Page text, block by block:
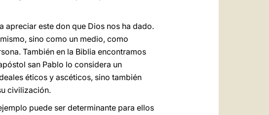
apreciar este don que Dios nos ha dado.
sino como un medio, como
También en la Biblia encontramos
san Pablo lo considera un
éticos y ascéticos, sino también
civilización.
puede ser determinante para ellos